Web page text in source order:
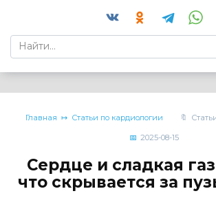
Search
for:
Главная Статьи по кардиологии
2025-08-15
Сердце и сладкая
что скрывается за